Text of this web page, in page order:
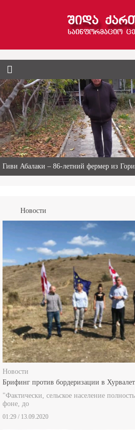
Гиви Абалаки – 86-летний фермер из
Новости
Новости
Брифинг против бордеризации в
"Фактически, сельское население
фоне, до
01:29 / 13.09.2020